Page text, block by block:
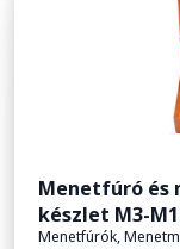
Menetfúró és
készlet M3-
Menetfúrók,